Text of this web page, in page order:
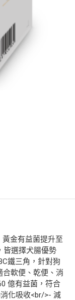
金有益菌提升至
皆選擇犬腸優勢
鐵三角，針對狗
軟便、乾便、消
億有益菌，符合
化吸收<br/>- 減